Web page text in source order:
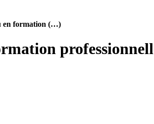
en formation (…)